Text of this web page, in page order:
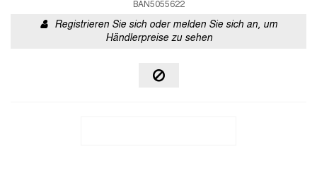
BAN5055622
Registrieren Sie sich oder melden Sie sich an, um
Händlerpreise zu sehen